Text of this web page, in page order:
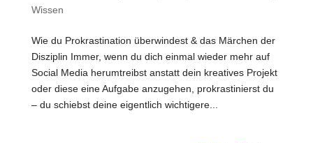
Wissen
Wie du Prokrastination überwindest & das Märchen der
Disziplin Immer, wenn du dich einmal wieder mehr auf
Social Media herumtreibst anstatt dein kreatives Projekt
oder diese eine Aufgabe anzugehen, prokrastinierst du
– du schiebst deine eigentlich wichtigere...